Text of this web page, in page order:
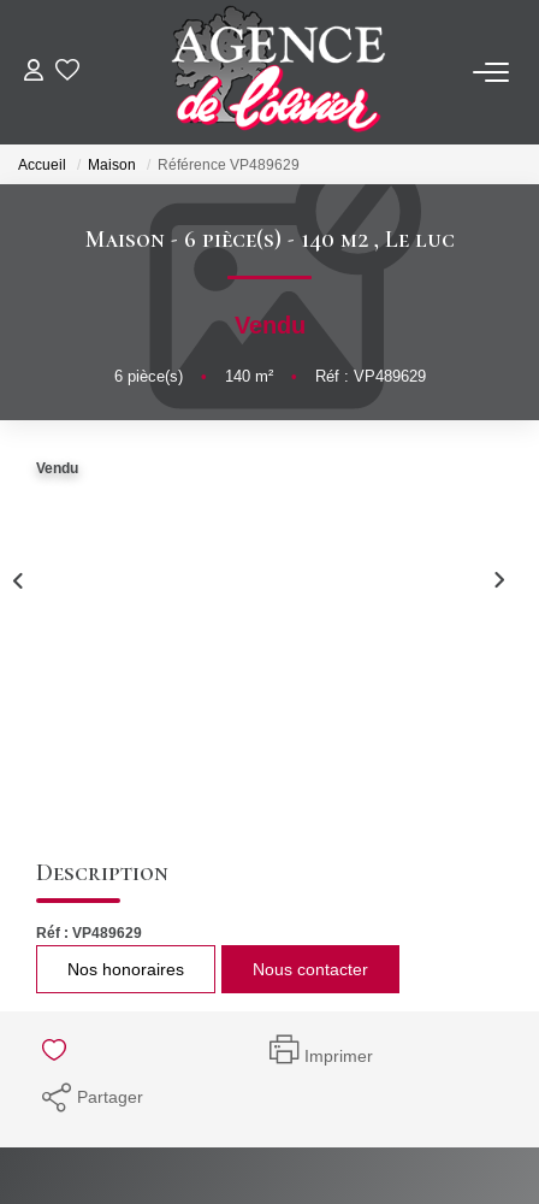
ACHETER
LOUER
ESTIMER
FAIRE GÉRER
SYNDIC
Accueil Maison Référence VP489629
Maison - 6 pièce(s) - 140 m2 ,Le luc
Vendu
6pièce(s) • 140m² • Réf : VP489629
Vendu
Description
Réf : VP489629
Nos honoraires Nous contacter
Imprimer
Partager